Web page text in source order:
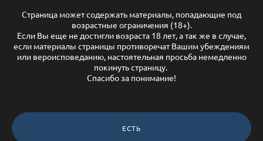
Страница может содержать материалы, попадающие под
возрастные ограничения (18+).
Если Вы еще не достигли возраста 18 лет, а так же в случае,
если материалы страницы противоречат Вашим убеждениям
или вероисповеданию, настоятельная просьба немедленно
покинуть страницу.
Спасибо за понимание!
ЕСТЬ